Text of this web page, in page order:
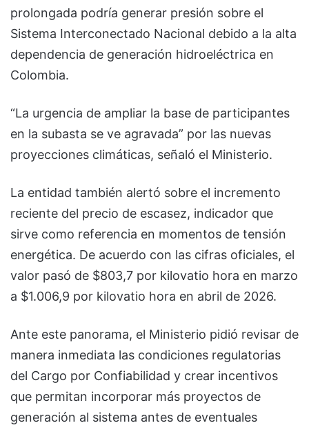
prolongada podría generar presión sobre el
Sistema Interconectado Nacional debido a la alta
dependencia de generación hidroeléctrica en
Colombia.
“La urgencia de ampliar la base de participantes
en la subasta se ve agravada” por las nuevas
proyecciones climáticas, señaló el Ministerio.
La entidad también alertó sobre el incremento
reciente del precio de escasez, indicador que
sirve como referencia en momentos de tensión
energética. De acuerdo con las cifras oficiales, el
valor pasó de $803,7 por kilovatio hora en marzo
a $1.006,9 por kilovatio hora en abril de 2026.
Ante este panorama, el Ministerio pidió revisar de
manera inmediata las condiciones regulatorias
del Cargo por Confiabilidad y crear incentivos
que permitan incorporar más proyectos de
generación al sistema antes de eventuales